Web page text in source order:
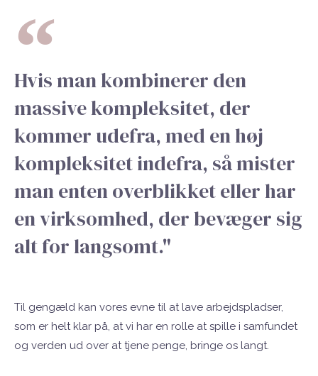
Hvis man kombinerer den
massive kompleksitet, der
kommer udefra, med en høj
kompleksitet indefra, så mister
man enten overblikket eller har
en virksomhed, der bevæger sig
alt for langsomt."
Til gengæld kan vores evne til at lave arbejdspladser,
som er helt klar på, at vi har en rolle at spille i samfundet
og verden ud over at tjene penge, bringe os langt.